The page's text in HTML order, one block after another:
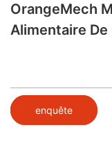
OrangeMech
Alimentaire De
enquête